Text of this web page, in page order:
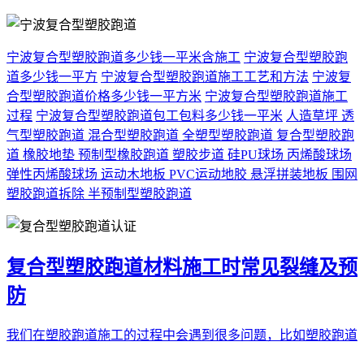
宁波复合型塑胶跑道多少钱一平米含施工 宁波复合型塑胶跑
道多少钱一平方 宁波复合型塑胶跑道施工工艺和方法 宁波复
合型塑胶跑道价格多少钱一平方米 宁波复合型塑胶跑道施工
过程 宁波复合型塑胶跑道包工包料多少钱一平米 人造草坪 透
气型塑胶跑道 混合型塑胶跑道 全塑型塑胶跑道 复合型塑胶跑
道 橡胶地垫 预制型橡胶跑道 塑胶步道 硅PU球场 丙烯酸球场
弹性丙烯酸球场 运动木地板 PVC运动地胶 悬浮拼装地板 围网
塑胶跑道拆除 半预制型塑胶跑道
复合型塑胶跑道材料施工时常见裂缝及预
防
我们在塑胶跑道施工的过程中会遇到很多问题，比如塑胶跑道